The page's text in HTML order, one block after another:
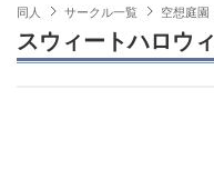
同人 サークル一覧 空想庭園
スウィートハロウ